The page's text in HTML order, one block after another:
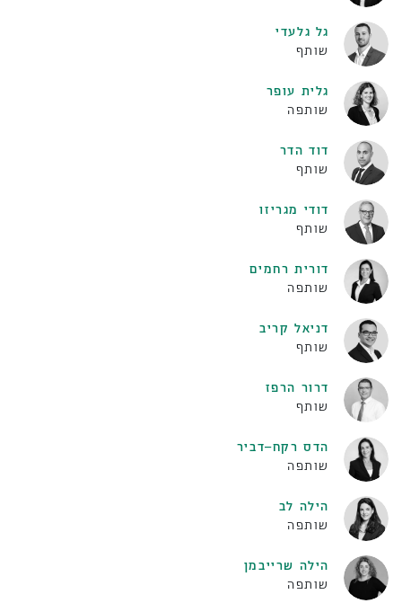
גל גלעדי
שותף
גלית עופר
שותפה
דוד הדר
שותף
דודי מגריזו
שותף
דורית רחמים
שותפה
דניאל קריב
שותף
דרור הרפז
שותף
הדס רקח–דביר
שותפה
הילה לב
שותפה
הילה שרייבמן
שותפה